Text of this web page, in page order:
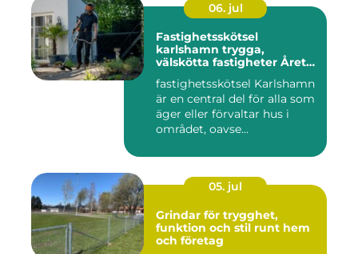
06. jul
Fastighetsskötsel
karlshamn trygga,
välskötta fastigheter Året
fastighetsskötsel Karlshamn
är en central del för alla som
äger eller förvaltar hus i
området, oavse...
05. jul
Grindar för trygghet,
funktion och stil runt hem
och företag